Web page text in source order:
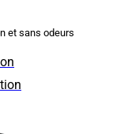
et sans odeurs